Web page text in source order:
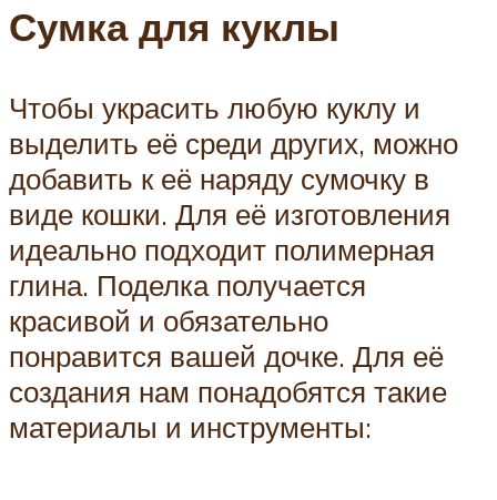
Сумка для куклы
Чтобы украсить любую куклу и
выделить её среди других, можно
добавить к её наряду сумочку в
виде кошки. Для её изготовления
идеально подходит полимерная
глина. Поделка получается
красивой и обязательно
понравится вашей дочке. Для её
создания нам понадобятся такие
материалы и инструменты: